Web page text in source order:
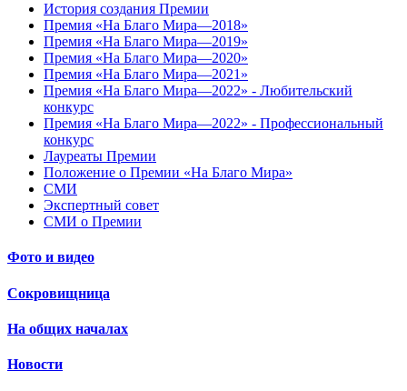
История создания Премии
Премия «На Благо Мира—2018»
Премия «На Благо Мира—2019»
Премия «На Благо Мира—2020»
Премия «На Благо Мира—2021»
Премия «На Благо Мира—2022» - Любительский
конкурс
Премия «На Благо Мира—2022» - Профессиональный
конкурс
Лауреаты Премии
Положение о Премии «На Благо Мира»
СМИ
Экспертный совет
СМИ о Премии
Фото и видео
Сокровищница
На общих началах
Новости